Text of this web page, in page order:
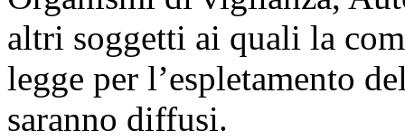
altri soggetti ai quali la
legge per l’espletamento
saranno diffusi.